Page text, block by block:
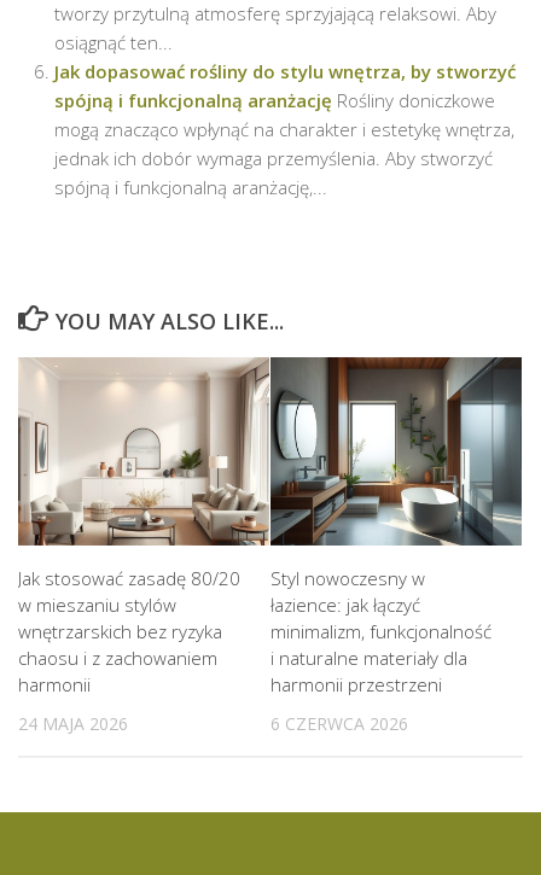
tworzy przytulną atmosferę sprzyjającą relaksowi. Aby
osiągnąć ten...
Jak dopasować rośliny do stylu wnętrza, by stworzyć
spójną i funkcjonalną aranżację Rośliny doniczkowe
mogą znacząco wpłynąć na charakter i estetykę wnętrza,
jednak ich dobór wymaga przemyślenia. Aby stworzyć
spójną i funkcjonalną aranżację,...
YOU MAY ALSO LIKE...
Jak stosować zasadę 80/20
w mieszaniu stylów
wnętrzarskich bez ryzyka
chaosu i z zachowaniem
harmonii
24 MAJA 2026
Styl nowoczesny w
łazience: jak łączyć
minimalizm, funkcjonalność
i naturalne materiały dla
harmonii przestrzeni
6 CZERWCA 2026